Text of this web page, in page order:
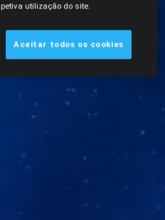
utilização do site.
Aceitar todos os cookies